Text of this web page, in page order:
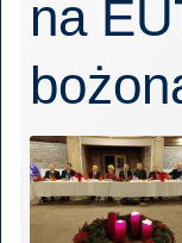
na